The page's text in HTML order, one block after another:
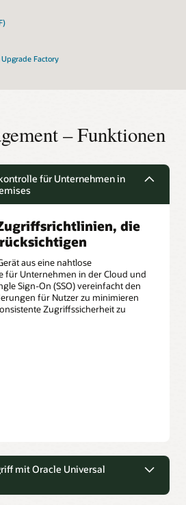
Factory
– Funktionen
für Unternehmen in
die
aus eine nahtlose
für Unternehmen in der Cloud und
Sign-On (SSO) vereinfacht den
für Nutzer zu minimieren
Zugriffssicherheit zu
mit Oracle Universal